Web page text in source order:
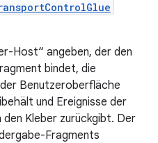
Host“ angeben, der den
bindet, die
Benutzeroberfläche
und Ereignisse der
Kleber zurückgibt. Der
Fragments